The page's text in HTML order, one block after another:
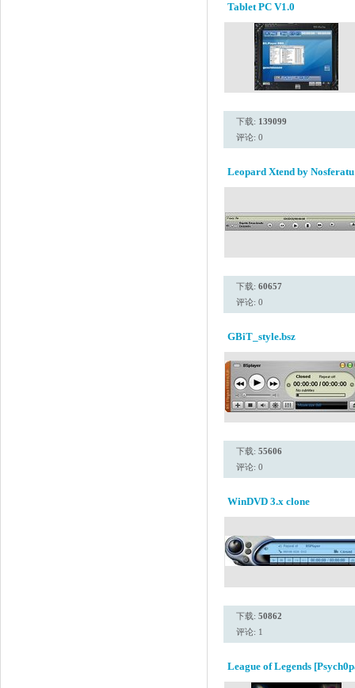
Tablet PC V1.0
下载: 139099
评论: 0
Leopard Xtend by
下载: 60657
评论: 0
GBiT_style.bsz
下载: 55606
评论: 0
WinDVD 3.x clone
下载: 50862
评论: 1
League of Legends